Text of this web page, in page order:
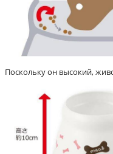
Поскольку он высокий,